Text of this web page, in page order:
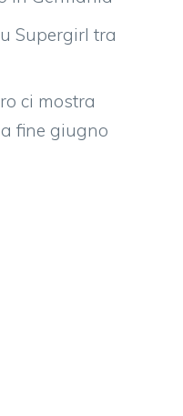
Supergirl tra
ci mostra
fine giugno